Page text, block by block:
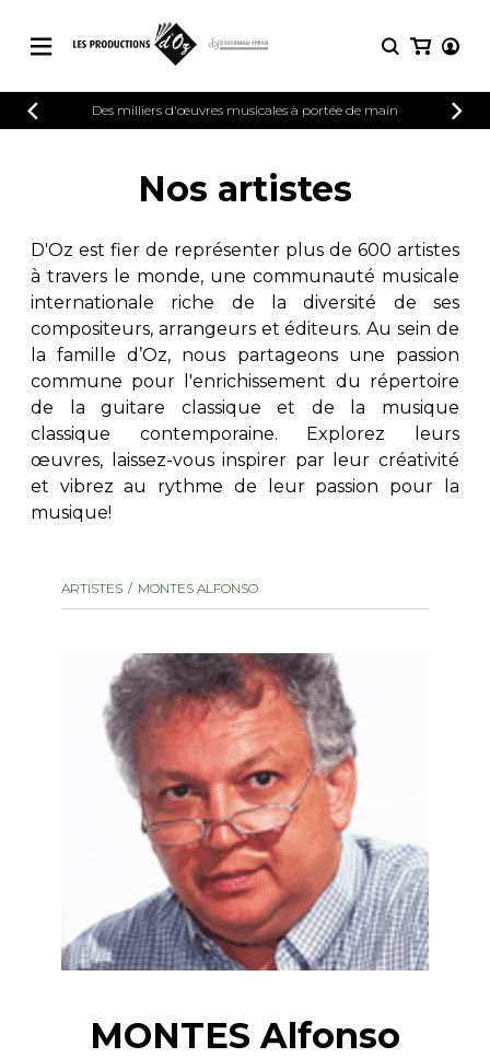
CATALOGUE
riche en œuvres originales et en
arrangements de qualité.
PARTITIONS POUR GUITARE
PARTITIONS POUR AUTRES
INSTRUMENTS
PARTITIONS POUR ENSEMBLES
CONNEXION
INSCRIPTION
Des milliers d'œuvres musicales à portée de main
riche en œuvres originales et en
arrangements de qualité.
2 guitares
3 guitares
4 guitares
5 guitares et plus
Ensemble de
Orchestre de guitares
Concerto pour
Guitare et un autre
Musique de chambre
Nos artistes
D'Oz est fier de représenter plus de 600 artistes
à travers le monde, une communauté musicale
internationale riche de la diversité de ses
compositeurs, arrangeurs et éditeurs. Au sein de
la famille d’Oz, nous partageons une passion
commune pour l'enrichissement du répertoire
de la guitare classique et de la musique
classique contemporaine. Explorez leurs
œuvres, laissez-vous inspirer par leur créativité
et vibrez au rythme de leur passion pour la
musique!
ARTISTES MONTES ALFONSO
MONTES Alfonso